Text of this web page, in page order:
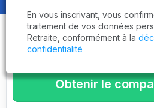
Obtenez le
établissements
critères en 3
Obtenir le
En vous inscrivant, vous
traitement de vos données
Retraite, conformément à la
confidentialité